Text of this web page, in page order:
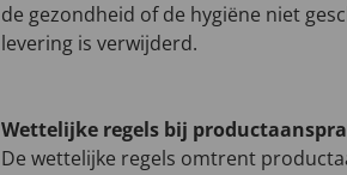
de gezondheid of de hygiëne niet
levering is verwijderd.
Wettelijke regels bij
De wettelijke regels omtrent